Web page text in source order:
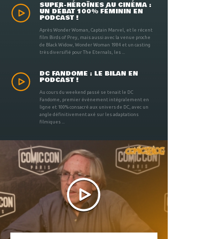
SUPER-HÉROÏNES AU CINÉMA :
UN DÉBAT 100% FÉMININ EN
PODCAST !
Après Wonder Woman, Captain Marvel, et le récent
film Birds of Prey, mais aussi avec la venue proche
de Black Widow, Wonder Woman 1984 et un casting
très diversifié pour The Eternals, les ...
DC FANDOME : LE BILAN EN
PODCAST !
Au cours du weekend passé se tenait le DC
Fandome, premier évènement intégralement en
ligne et 100% consacré aux univers de DC, avec un
angle définitivement axé sur les adaptations
filmiques ...